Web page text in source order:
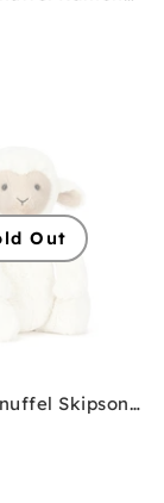
Out
Jellycat knuffel Skipson Lamb